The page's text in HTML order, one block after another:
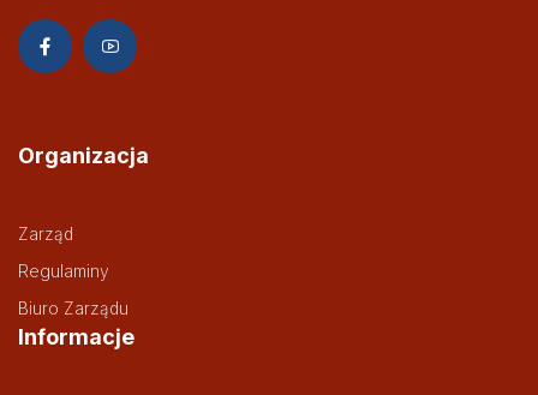
Organizacja
Zarząd
Regulaminy
Biuro Zarządu
Informacje